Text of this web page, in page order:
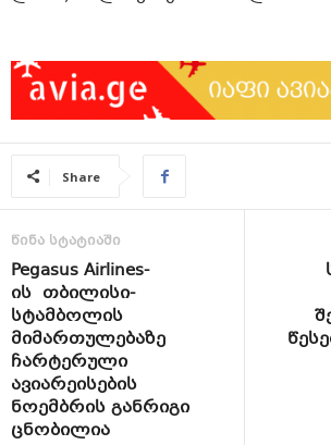
Share
წინა სტატიაში
Pegasus Airlines-
ის თბილისი-
სტამბოლის
მიმართულებაზე
ჩარტერული
ავიარეისების
ნოემბრის განრიგი
ცნობილია